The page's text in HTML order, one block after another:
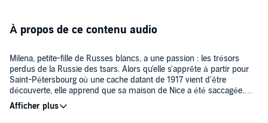
À propos de ce contenu audio
Milena, petite-fille de Russes blancs, a une passion : les trésors
perdus de la Russie des tsars. Alors qu'elle s'apprête à partir pour
Saint-Pétersbourg où une cache datant de 1917 vient d'être
découverte, elle apprend que sa maison de Nice a été saccagée.
Sur les murs, d'énigmatiques vers slaves, probablement des
références codées à Vladimir le Grand, fondateur de la Sainte